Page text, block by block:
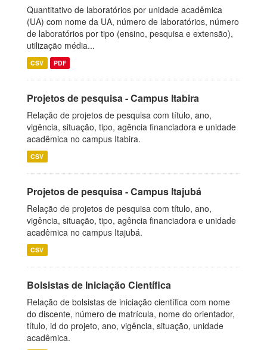
Quantitativo de laboratórios por unidade acadêmica
(UA) com nome da UA, número de laboratórios, número
de laboratórios por tipo (ensino, pesquisa e extensão),
utilização média...
CSV PDF
Projetos de pesquisa - Campus Itabira
Relação de projetos de pesquisa com título, ano,
vigência, situação, tipo, agência financiadora e unidade
acadêmica no campus Itabira.
CSV
Projetos de pesquisa - Campus Itajubá
Relação de projetos de pesquisa com título, ano,
vigência, situação, tipo, agência financiadora e unidade
acadêmica no campus Itajubá.
CSV
Bolsistas de Iniciação Científica
Relação de bolsistas de iniciação científica com nome
do discente, número de matrícula, nome do orientador,
título, id do projeto, ano, vigência, situação, unidade
acadêmica.